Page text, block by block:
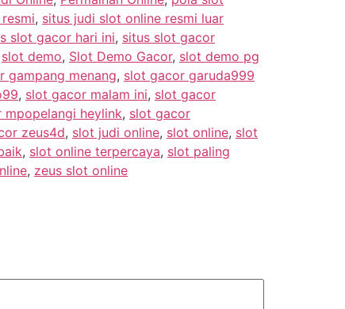
, situs judi slot online resmi luar
slot gacor hari ini, situs slot gacor
slot demo, Slot Demo Gacor, slot demo pg
gampang menang, slot gacor garuda999
, slot gacor malam ini, slot gacor
heylink, slot gacor
zeus4d, slot judi online, slot online, slot
, slot online terpercaya, slot paling
, zeus slot online